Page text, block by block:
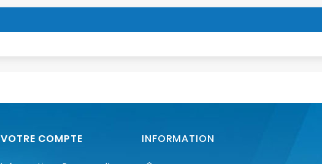
VOTRE COMPTE INFORMATION